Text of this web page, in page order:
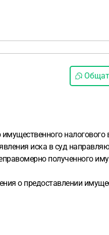
налогового
иска в суд
полученного
о предоставлении